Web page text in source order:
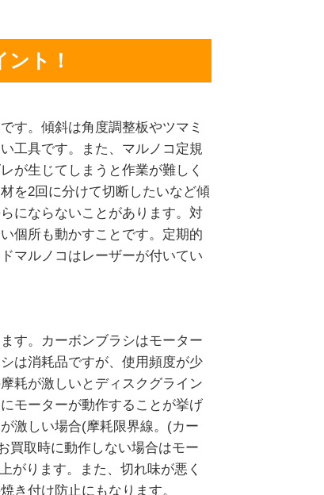
ト！
す。傾斜は角度調整板やツマミ
工具です。また、マルノコ定規
が生じてしまうと作業が難しく
を2回に分けて切断したいなど傾
にならないことがあります。対
個所も動かすことです。定期的
マルノコはレーザーが付いてい
す。カーボンブラシはモーター
は消耗品ですが、使用頻度が少
耗が激しいとディスクグライン
モーターが動作することが挙げ
激しい場合(摩耗限界線。(カー
買取時に動作しない場合はモー
がります。また、切れ味が悪く
き付け防止にもなります。